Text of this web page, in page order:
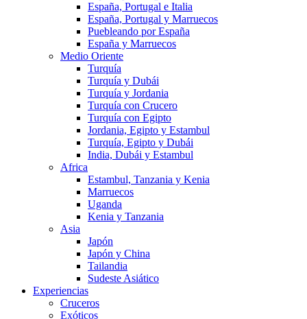
España, Portugal e Italia
España, Portugal y Marruecos
Puebleando por España
España y Marruecos
Medio Oriente
Turquía
Turquía y Dubái
Turquía y Jordania
Turquía con Crucero
Turquía con Egipto
Jordania, Egipto y Estambul
Turquía, Egipto y Dubái
India, Dubái y Estambul
Africa
Estambul, Tanzania y Kenia
Marruecos
Uganda
Kenia y Tanzania
Asia
Japón
Japón y China
Tailandia
Sudeste Asiático
Experiencias
Cruceros
Exóticos